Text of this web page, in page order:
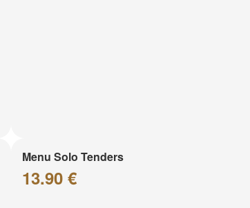
Menu Solo Tenders
13.90 €